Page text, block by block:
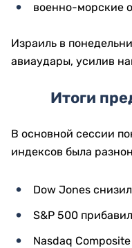
военно-морские
Израиль в
авиаудары, усилив
Итоги
В основной сессии
индексов была
Dow Jones
S&P 500
Nasdaq